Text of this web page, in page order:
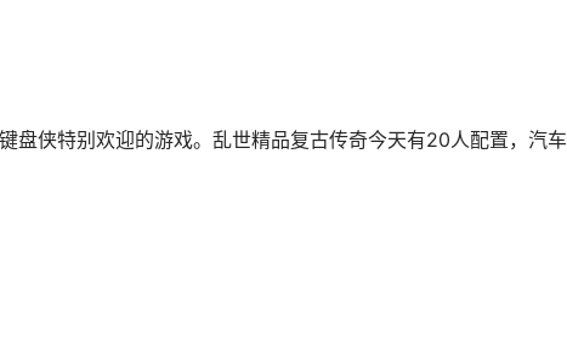
盘侠特别欢迎的游戏。乱世精品复古传奇今天有20人配置，汽车